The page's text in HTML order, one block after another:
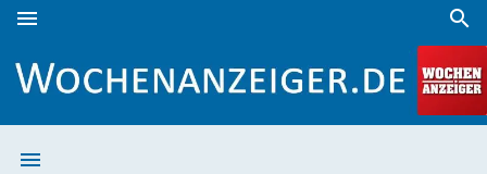
menu search
menu